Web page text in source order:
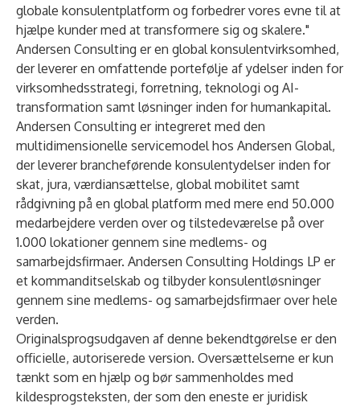
globale konsulentplatform og forbedrer vores evne til at
hjælpe kunder med at transformere sig og skalere."
Andersen Consulting er en global konsulentvirksomhed,
der leverer en omfattende portefølje af ydelser inden for
virksomhedsstrategi, forretning, teknologi og AI-
transformation samt løsninger inden for humankapital.
Andersen Consulting er integreret med den
multidimensionelle servicemodel hos Andersen Global,
der leverer brancheførende konsulentydelser inden for
skat, jura, værdiansættelse, global mobilitet samt
rådgivning på en global platform med mere end 50.000
medarbejdere verden over og tilstedeværelse på over
1.000 lokationer gennem sine medlems- og
samarbejdsfirmaer. Andersen Consulting Holdings LP er
et kommanditselskab og tilbyder konsulentløsninger
gennem sine medlems- og samarbejdsfirmaer over hele
verden.
Originalsprogsudgaven af denne bekendtgørelse er den
officielle, autoriserede version. Oversættelserne er kun
tænkt som en hjælp og bør sammenholdes med
kildesprogsteksten, der som den eneste er juridisk